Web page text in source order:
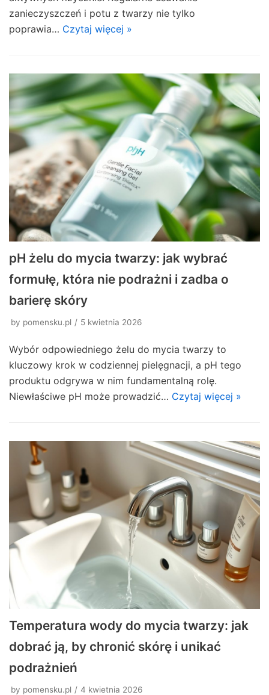
zanieczyszczeń i potu z twarzy nie tylko
poprawia… Czytaj więcej »
pH żelu do mycia twarzy: jak wybrać
formułę, która nie podrażni i zadba o
barierę skóry
by pomensku.pl 5 kwietnia 2026
Wybór odpowiedniego żelu do mycia twarzy to
kluczowy krok w codziennej pielęgnacji, a pH tego
produktu odgrywa w nim fundamentalną rolę.
Niewłaściwe pH może prowadzić… Czytaj więcej »
Temperatura wody do mycia twarzy: jak
dobrać ją, by chronić skórę i unikać
podrażnień
by pomensku.pl 4 kwietnia 2026